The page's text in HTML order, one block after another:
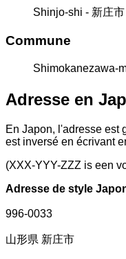
Shinjo-shi - 新庄市
Commune
Shimokanezawa-
Adresse en
En Japon, l'adresse est
est inversé en écrivant
(XXX-YYY-ZZZ is een
Adresse de style
996-0033
山形県 新庄市